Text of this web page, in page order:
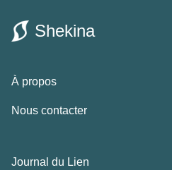
Shekina
À propos
Nous contacter
Journal du Lien